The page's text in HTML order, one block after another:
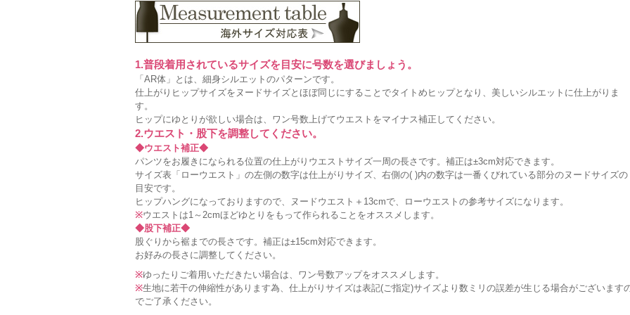
1.普段着用されているサイズを目安に号数を選びましょう。
「AR体」とは、細身シルエットのパターンです。
仕上がりヒップサイズをヌードサイズとほぼ同じにすることでタイトめヒップとなり、美しいシルエットに仕上がりま
す。
ヒップにゆとりが欲しい場合は、ワン号数上げてウエストをマイナス補正してください。
2.ウエスト・股下を調整してください。
◆ウエスト補正◆
パンツをお履きになられる位置の仕上がりウエストサイズ一周の長さです。補正は±3cm対応できます。
サイズ表「ローウエスト」の左側の数字は仕上がりサイズ、右側の( )内の数字は一番くびれている部分のヌードサイズの
目安です。
ヒップハングになっておりますので、ヌードウエスト＋13cmで、ローウエストの参考サイズになります。
※ウエストは1～2cmほどゆとりをもって作られることをオススメします。
◆股下補正◆
股ぐりから裾までの長さです。補正は±15cm対応できます。
お好みの長さに調整してください。
※ゆったりご着用いただきたい場合は、ワン号数アップをオススメします。
※生地に若干の伸縮性があります為、仕上がりサイズは表記(ご指定)サイズより数ミリの誤差が生じる場合がございます
でご了承ください。